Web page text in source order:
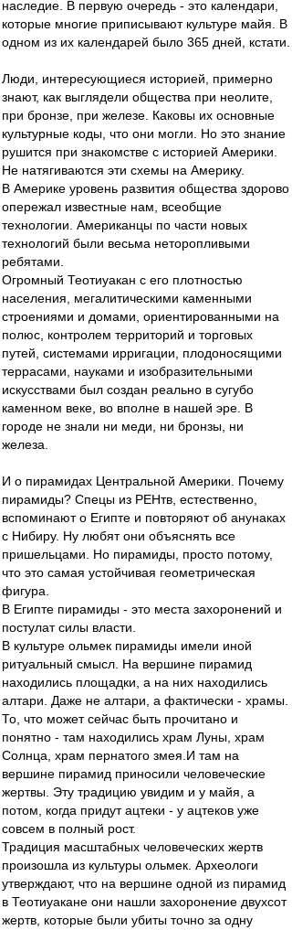
наследие. В первую очередь - это календари,
которые многие приписывают культуре майя. В
одном из их календарей было 365 дней, кстати.
Люди, интересующиеся историей, примерно
знают, как выглядели общества при неолите,
при бронзе, при железе. Каковы их основные
культурные коды, что они могли. Но это знание
рушится при знакомстве с историей Америки.
Не натягиваются эти схемы на Америку.
В Америке уровень развития общества здорово
опережал известные нам, всеобщие
технологии. Американцы по части новых
технологий были весьма неторопливыми
ребятами.
Огромный Теотиуакан с его плотностью
населения, мегалитическими каменными
строениями и домами, ориентированными на
полюс, контролем территорий и торговых
путей, системами ирригации, плодоносящими
террасами, науками и изобразительными
искусствами был создан реально в сугубо
каменном веке, во вполне в нашей эре. В
городе не знали ни меди, ни бронзы, ни
железа.
И о пирамидах Центральной Америки. Почему
пирамиды? Спецы из РЕНтв, естественно,
вспоминают о Египте и повторяют об анунаках
с Нибиру. Ну любят они объяснять все
пришельцами. Но пирамиды, просто потому,
что это самая устойчивая геометрическая
фигура.
В Египте пирамиды - это места захоронений и
постулат силы власти.
В культуре ольмек пирамиды имели иной
ритуальный смысл. На вершине пирамид
находились площадки, а на них находились
алтари. Даже не алтари, а фактически - храмы.
То, что может сейчас быть прочитано и
понятно - там находились храм Луны, храм
Солнца, храм пернатого змея.И там на
вершине пирамид приносили человеческие
жертвы. Эту традицию увидим и у майя, а
потом, когда придут ацтеки - у ацтеков уже
совсем в полный рост.
Традиция масштабных человеческих жертв
произошла из культуры ольмек. Археологи
утверждают, что на вершине одной из пирамид
в Теотиуакане они нашли захоронение двухсот
жертв, которые были убиты точно за одну